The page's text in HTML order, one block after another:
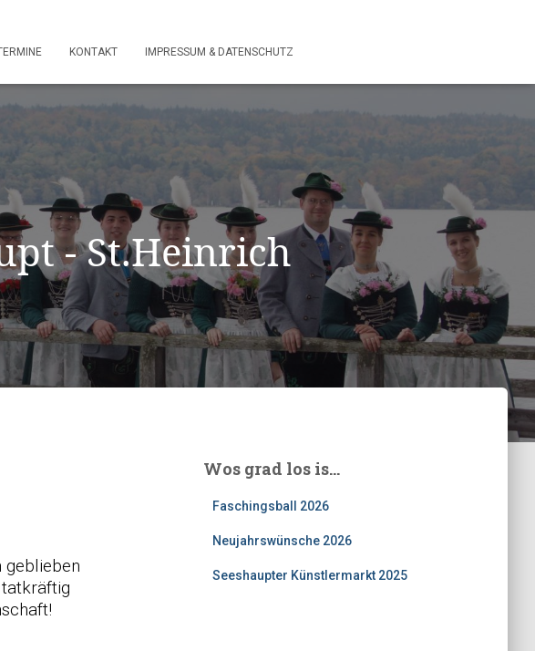
KONTAKT IMPRESSUM & DATENSCHUTZ
- St.Heinrich
geblieben
Wos grad los is…
Faschingsball 2026
Neujahrswünsche 2026
Seeshaupter Künstlermarkt 2025